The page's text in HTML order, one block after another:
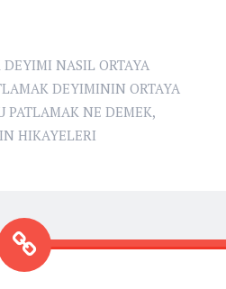
NASIL ORTAYA
DEYIMININ ORTAYA
PATLAMAK NE DEMEK,
HIKAYELERI